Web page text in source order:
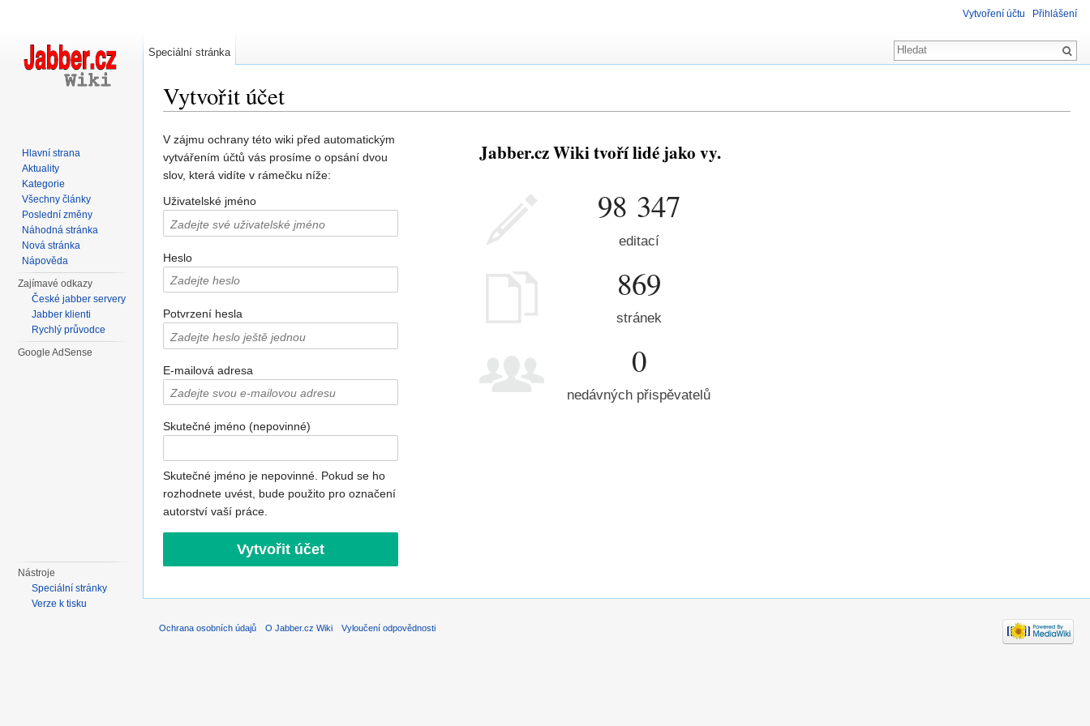
Vytvořit účet
V zájmu ochrany této wiki před automatickým
vytvářením účtů vás prosíme o opsání dvou
slov, která vidíte v rámečku níže:
Uživatelské jméno
Heslo
Potvrzení hesla
E-mailová adresa
Skutečné jméno (nepovinné)
Skutečné jméno je nepovinné. Pokud se ho
rozhodnete uvést, bude použito pro označení
autorství vaší práce.
Jabber.cz Wiki tvoří lidé jako vy.
98 347
editací
869
stránek
0
nedávných přispěvatelů
Vytvoření účtu Přihlášení
Speciální stránka
Hlavní strana
Aktuality
Kategorie
Všechny články
Poslední změny
Náhodná stránka
Nová stránka
Nápověda
Zajímavé odkazy
České jabber servery
Jabber klienti
Rychlý průvodce
Google AdSense
Nástroje
Speciální stránky
Verze k tisku
Ochrana osobních údajů O Jabber.cz Wiki Vyloučení odpovědnosti